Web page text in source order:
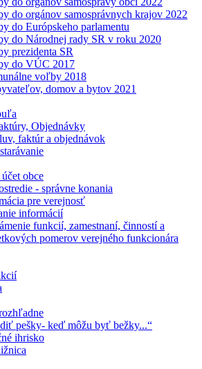
do orgánov samosprávnych krajov 2022
do Európskeho parlamentu
do Národnej rady SR v roku 2020
prezidenta SR
do VÚC 2017
voľby 2018
domov a bytov 2021
Objednávky
faktúr a objednávok
obce
- správne konania
pre verejnosť
informácií
funkcií, zamestnaní, činností a
pomerov verejného funkcionára
pešky- keď môžu byť bežky...“
ihrisko